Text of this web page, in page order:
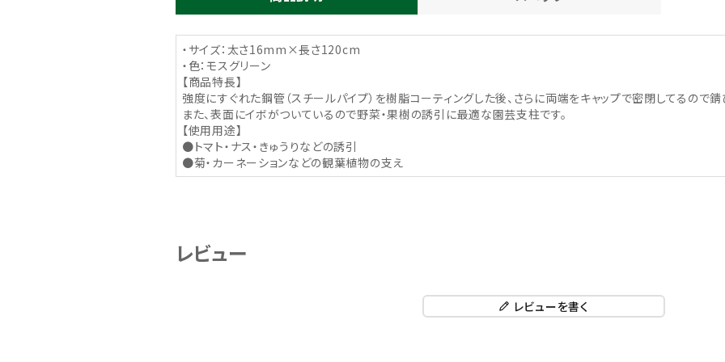
・サイズ：太さ16mm×長さ120cm
・色：モスグリーン
【商品特長】
強度にすぐれた鋼管（スチールパイプ）を樹脂コーティングした後、さらに両端をキャップで密閉してるので錆
また、表面にイボがついているので野菜・果樹の誘引に最適な園芸支柱です。
【使用用途】
●トマト・ナス・きゅうりなどの誘引
●菊・カーネーションなどの観葉植物の支え
レビュー
レビューを書く